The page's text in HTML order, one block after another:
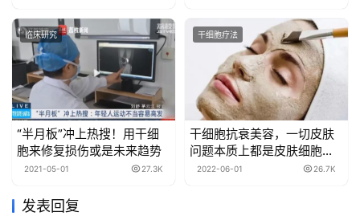
临床研究
“半月板”冲上热搜！用干细
胞来修复损伤或是未来趋势
2021-05-01 27.3K
干细胞疗法
干细胞抗衰美容，一切皮肤
问题本质上都是皮肤细胞的
问题！
2022-06-01 26.7K
发表回复